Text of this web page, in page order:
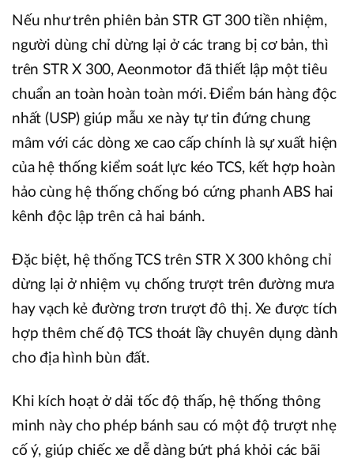
Nếu như trên phiên bản STR GT 300 tiền nhiệm,
người dùng chỉ dừng lại ở các trang bị cơ bản, thì
trên STR X 300, Aeonmotor đã thiết lập một tiêu
chuẩn an toàn hoàn toàn mới. Điểm bán hàng độc
nhất (USP) giúp mẫu xe này tự tin đứng chung
mâm với các dòng xe cao cấp chính là sự xuất hiện
của hệ thống kiểm soát lực kéo TCS, kết hợp hoàn
hảo cùng hệ thống chống bó cứng phanh ABS hai
kênh độc lập trên cả hai bánh.
Đặc biệt, hệ thống TCS trên STR X 300 không chỉ
dừng lại ở nhiệm vụ chống trượt trên đường mưa
hay vạch kẻ đường trơn trượt đô thị. Xe được tích
hợp thêm chế độ TCS thoát lầy chuyên dụng dành
cho địa hình bùn đất.
Khi kích hoạt ở dải tốc độ thấp, hệ thống thông
minh này cho phép bánh sau có một độ trượt nhẹ
cố ý, giúp chiếc xe dễ dàng bứt phá khỏi các bãi